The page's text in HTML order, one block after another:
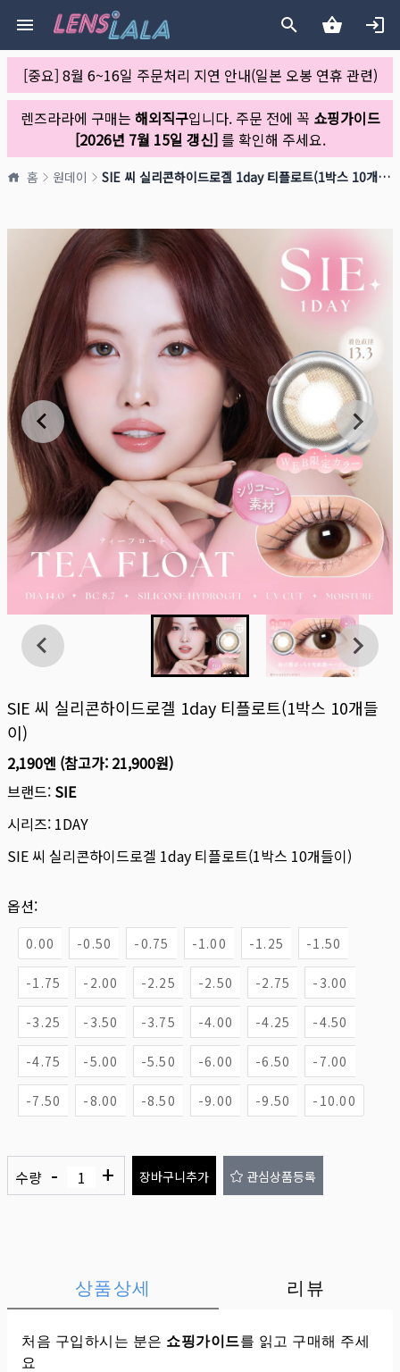
[중요] 8월 6~16일 주문처리 지연 안내(일본 오봉 연휴 관련)
렌즈라라에 구매는 해외직구입니다. 주문 전에 꼭 쇼핑가이드
[2026년 7월 15일 갱신]를 확인해 주세요.
홈 원데이 SIE 씨 실리콘하이드로겔 1day 티플로트(1박스 10개들이)
SIE 씨 실리콘하이드로겔 1day 티플로트(1박스 10개들
이)
2,190엔 (참고가: 21,900원)
브랜드: SIE
시리즈: 1DAY
SIE 씨 실리콘하이드로겔 1day 티플로트(1박스 10개들이)
옵션:
0.00 -0.50 -0.75 -1.00 -1.25 -1.50
-1.75 -2.00 -2.25 -2.50 -2.75 -3.00
-3.25 -3.50 -3.75 -4.00 -4.25 -4.50
-4.75 -5.00 -5.50 -6.00 -6.50 -7.00
-7.50 -8.00 -8.50 -9.00 -9.50 -10.00
수량 - + 장바구니추가 관심상품등록
상품상세 리뷰
처음 구입하시는 분은 쇼핑가이드를 읽고 구매해 주세
요